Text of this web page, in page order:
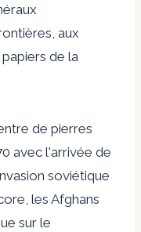
aux
de la
de pierres
avec l'arrivée de
soviétique
les Afghans
sur le